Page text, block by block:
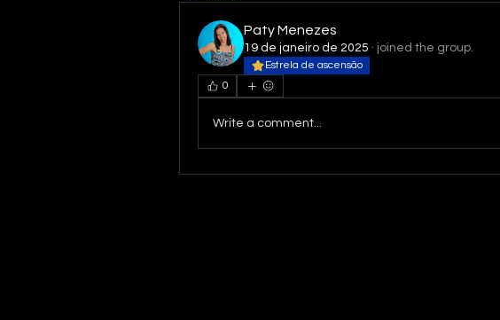
Paty Menezes
19 de janeiro de 2025 · joined the group.
Estrela de ascensão
0
Write a comment...